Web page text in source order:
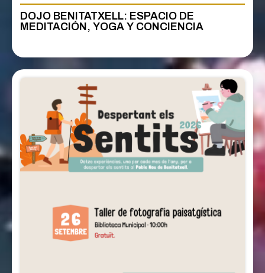
DOJO BENITATXELL: ESPACIO DE
MEDITACIÓN, YOGA Y CONCIENCIA